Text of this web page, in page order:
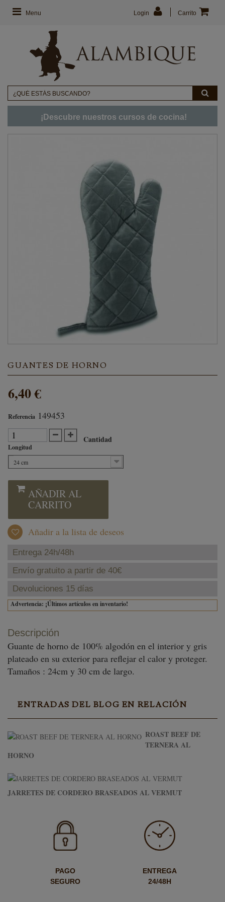
Menu Carrito
Login
¡Descubre nuestros cursos de cocina!
GUANTES DE HORNO
6,40 €
Referencia 149453
Cantidad
Longitud
24 cm
AÑADIR AL
CARRITO
Añadir a la lista de deseos
Entrega 24h/48h
Envío gratuito a partir de 40€
Devoluciones 15 días
Advertencia: ¡Últimos artículos en inventario!
Descripción
Guante de horno de 100% algodón en el interior y gris
plateado en su exterior para reflejar el calor y proteger.
Tamaños : 24cm y 30 cm de largo.
ENTRADAS DEL BLOG EN RELACIÓN
ROAST BEEF DE
TERNERA AL
HORNO
JARRETES DE CORDERO BRASEADOS AL VERMUT
PAGO
SEGURO
ENTREGA
24/48H